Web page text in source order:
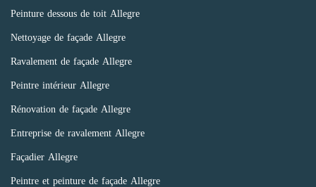
Peinture dessous de toit Allegre
Nettoyage de façade Allegre
Ravalement de façade Allegre
Peintre intérieur Allegre
Rénovation de façade Allegre
Entreprise de ravalement Allegre
Façadier Allegre
Peintre et peinture de façade Allegre